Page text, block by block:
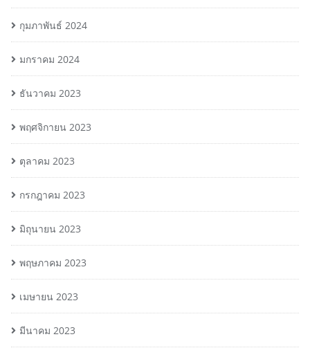
กุมภาพันธ์ 2024
มกราคม 2024
ธันวาคม 2023
พฤศจิกายน 2023
ตุลาคม 2023
กรกฎาคม 2023
มิถุนายน 2023
พฤษภาคม 2023
เมษายน 2023
มีนาคม 2023